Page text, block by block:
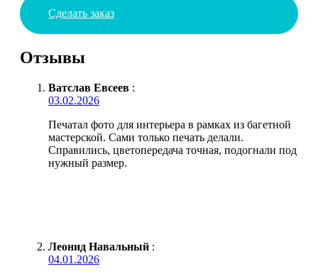
Сделать заказ
Отзывы
Ватслав Евсеев :
03.02.2026
Печатал фото для интерьера в рамках из багетной
мастерской. Сами только печать делали.
Справились, цветопередача точная, подогнали под
нужный размер.
Леонид Навальный :
04.01.2026